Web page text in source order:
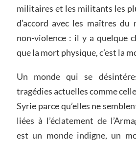
militaires et les militants les
d’accord avec les maîtres du
non-violence : il y a quelque
que la mort physique, c’est la
Un monde qui se
tragédies actuelles comme
Syrie parce qu’elles ne
liées à l’éclatement de
est un monde indigne, un